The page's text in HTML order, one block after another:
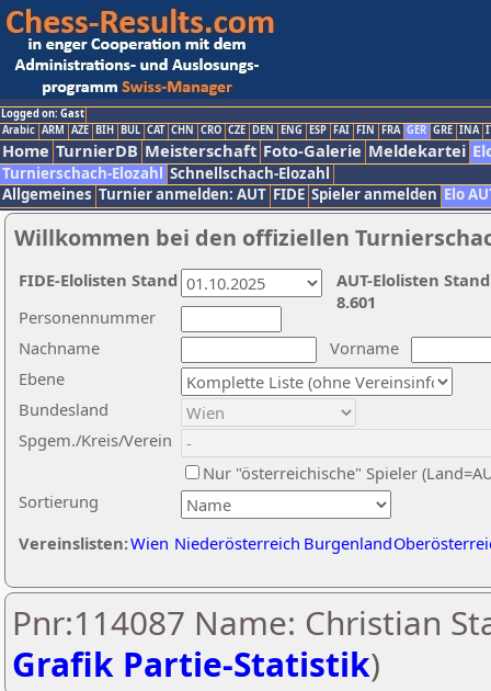
Logged on: Gast
Arabic ARM AZE BIH BUL CAT CHN CRO CZE DEN ENG ESP FAI FIN FRA GER GRE INA
Home TurnierDB Meisterschaft Foto-Galerie Meldekartei
Turnierschach-Elozahl Schnellschach-Elozahl
Allgemeines Turnier anmelden: AUT FIDE Spieler anmelden Elo
Willkommen bei den offiziellen
Nachname
Vorname
Ebene
Sortierung
Personennummer
Bundesland
Spgem./Kreis/Verein
Nur "österreichische" Spieler
Vereinslisten:Wien Niederösterreich Burgenland
AUT-Elolisten
8.601
FIDE-Elolisten Stand
Pnr:114087 Name: Christian
Grafik Partie-Statistik)